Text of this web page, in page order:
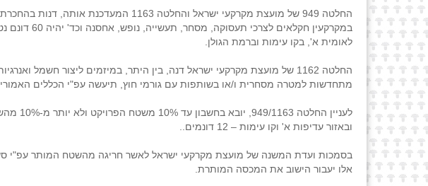
החלטה 949 של מועצת מקרקעי ישראל
לאומית א', בקו עימות וברמת הגולן.
החלטה 1162 של מועצת מקרקעי ישראל דנה, בין היתר, במיזמים ליצור חשמל ואנרגיות מתחדשות. ההחלטה קובעת כי הקצאת קרקע
מתחדשות למטרה מסחרית ו/או בשותפות עם גורמי חוץ, תיעשה עפ"י הכללים האמורים
ובאזור עדיפות א' וקו עימות – 12 דונמים..
אלו יעבור הישוב את המכסה המותרת.